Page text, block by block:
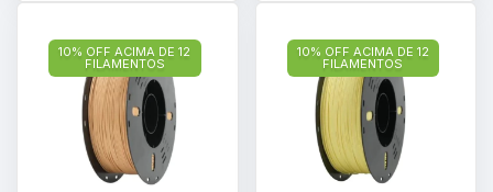
10% OFF ACIMA DE 12
FILAMENTOS
10% OFF ACIMA DE 12
FILAMENTOS